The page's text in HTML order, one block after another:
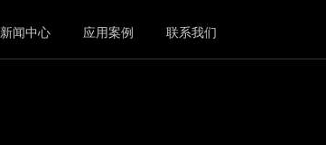
新闻中心 应用案例 联系我们